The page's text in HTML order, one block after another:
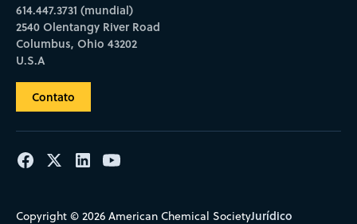
614.447.3731 (mundial)
2540 Olentangy River Road
Columbus, Ohio 43202
U.S.A
Contato
Copyright © 2026 American Chemical SocietyJurídico